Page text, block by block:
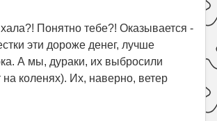
Понятно тебе?! Оказывается -
эти дороже денег, лучше
А мы, дураки, их выбросили
на коленях). Их, наверно, ветер